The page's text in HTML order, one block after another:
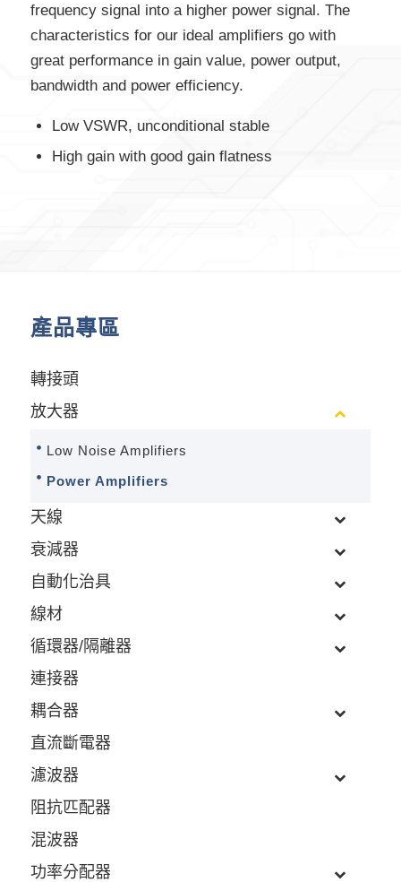
frequency signal into a higher power signal. The
characteristics for our ideal amplifiers go with
great performance in gain value, power output,
bandwidth and power efficiency.
Low VSWR, unconditional stable
High gain with good gain flatness
產品專區
轉接頭
放大器
Low Noise Amplifiers
Power Amplifiers
天線
衰減器
自動化治具
線材
循環器/隔離器
連接器
耦合器
直流斷電器
濾波器
阻抗匹配器
混波器
功率分配器